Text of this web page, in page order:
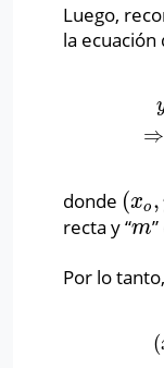
Luego,
la ecuación
⇒
donde (xo ,
(xo,y
recta y “m
m
Por lo
(
x